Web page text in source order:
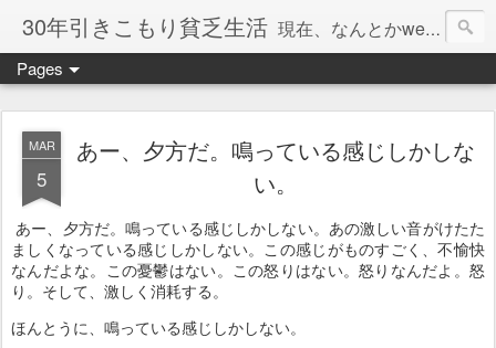
30年引きこもり貧乏生活 現在、なんとかweb系の仕事で食べています。このブログで扱う問題は「この世とはなにか」「人生とはなにか」「人間とはなにか」「強迫神経症の原因と解決法」「うつ病の原因と寄り添う方法」「家族の問題」などについてです。
Pages
MAR
5
あー、夕方だ。鳴っている感じしかしな
い。
あー、夕方だ。鳴っている感じしかしない。あの激しい音がけたた
ましくなっている感じしかしない。この感じがものすごく、不愉快
なんだよな。この憂鬱はない。この怒りはない。怒りなんだよ。怒
り。そして、激しく消耗する。
ほんとうに、鳴っている感じしかしない。